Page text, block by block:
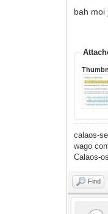
bah moi
calaos-
wago
Calaos-
Find